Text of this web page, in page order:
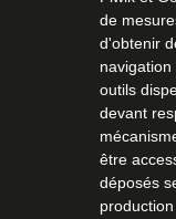
de
d'obtenir
outils
devant
être
déposés